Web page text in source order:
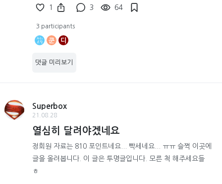
1 3 64
3 participants
쿤 디
댓글 미리보기
Superbox
21.08.28
열심히 달려야겠네요
정회원 자료는 810 포인트네요... 빡세네요... ㅠㅠ 슬쩍 이곳에
글을 올려봅니다. 이 글은 투명글입니다. 모른 척 해주세요들
ㅎ